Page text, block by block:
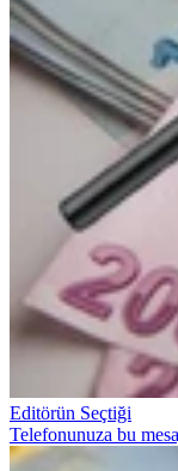
Editörün Seçtiği
Telefonunuza bu